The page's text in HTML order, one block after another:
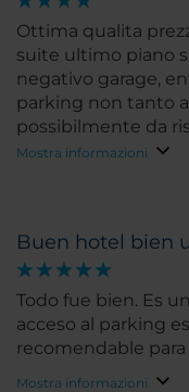
Ottima qualita
suite ultimo piano
negativo garage,
parking non tanto
possibilmente da
Mostra informazioni
Buen hotel bien
Todo fue bien. Es
acceso al parking
recomendable
Mostra informazioni